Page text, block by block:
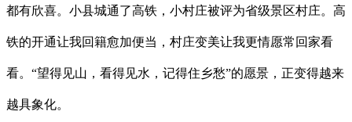
都有欣喜。小县城通了高铁，小村庄被评为省级景区村庄。高
铁的开通让我回籍愈加便当，村庄变美让我更情愿常回家看
看。“望得见山，看得见水，记得住乡愁”的愿景，正变得越来
越具象化。